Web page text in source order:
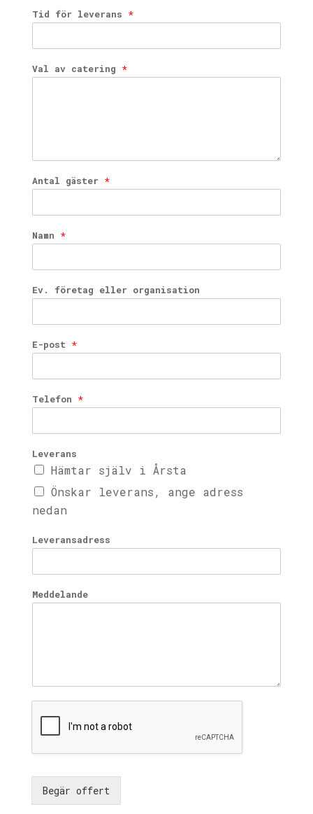
Tid för leverans *
Val av catering *
Antal gäster *
Namn *
Ev. företag eller organisation
E-post *
Telefon *
Leverans
Hämtar själv i Årsta
Önskar leverans, ange adress
nedan
Leveransadress
Meddelande
Begär offert